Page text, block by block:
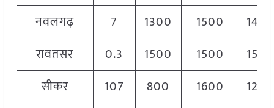
नवलगढ़
7 1300 1500
1400
रावतसर
0.3 1500 1500
1500
सीकर
107 800 1600
1200